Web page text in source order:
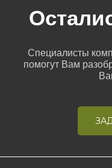
Специалисты
помогут Вам